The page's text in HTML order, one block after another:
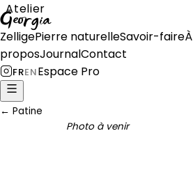
Atelier
Georgia
ZelligePierre naturelleSavoir-faireÀ
proposJournalContact
FRENEspace Pro
← Patine
Photo à venir